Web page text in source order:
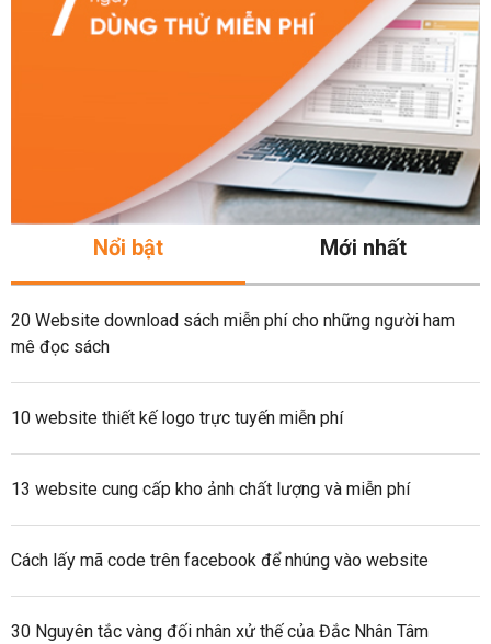
Nổi bật Mới nhất
20 Website download sách miễn phí cho những người ham
mê đọc sách
10 website thiết kế logo trực tuyến miễn phí
13 website cung cấp kho ảnh chất lượng và miễn phí
Cách lấy mã code trên facebook để nhúng vào website
30 Nguyên tắc vàng đối nhân xử thế của Đắc Nhân Tâm